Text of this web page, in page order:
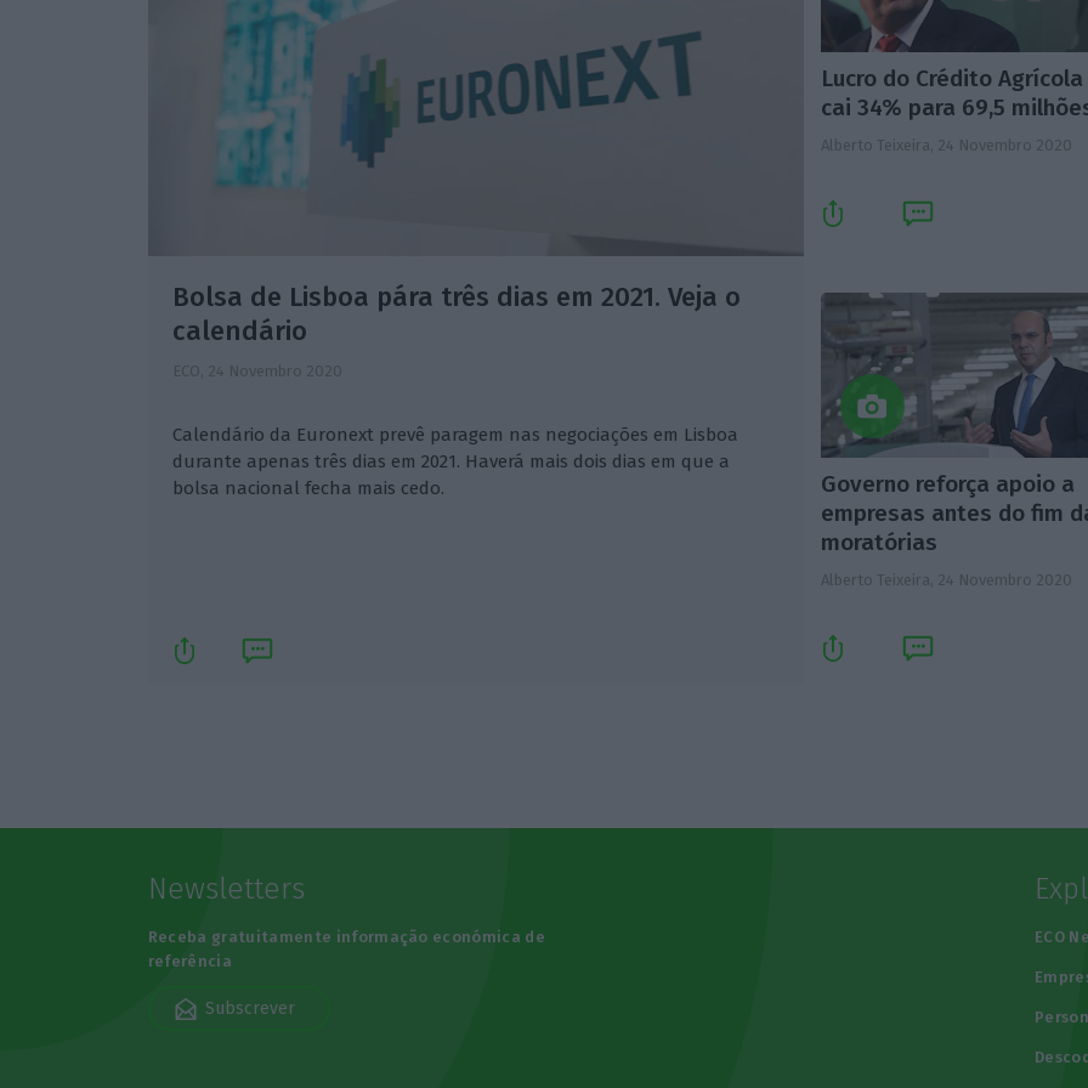
Bolsa de Lisboa pára três dias em 2021. Veja o
calendário
ECO, 24 Novembro 2020
Calendário da Euronext prevê paragem nas negociações em Lisboa
durante apenas três dias em 2021. Haverá mais dois dias em que a
bolsa nacional fecha mais cedo.
Lucro do Crédito Agrícola
cai 34% para 69,5
Alberto Teixeira, 24 Novembro 2020
Governo reforça apoio a
empresas antes do fim
moratórias
Alberto Teixeira, 24 Novembro 2020
Newsletters
Receba gratuitamente informação económica de
referência
Subscrever
ECO